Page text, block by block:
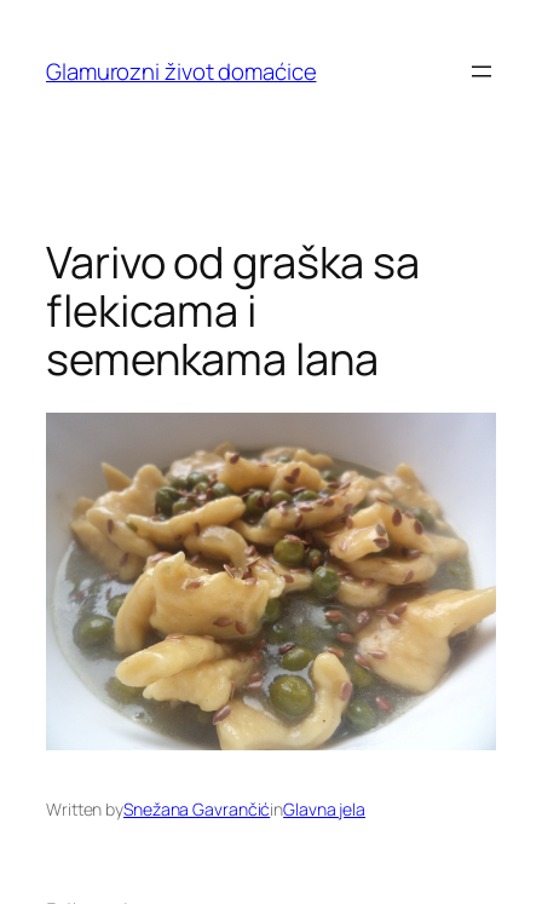
content
Glamurozni život domaćice
Varivo od graška sa
flekicama i
semenkama lana
Written bySnežana GavrančićinGlavna jela